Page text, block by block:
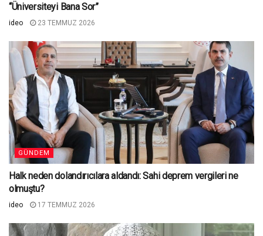
“Üniversiteyi Bana Sor”
ideo 23 TEMMUZ 2026
GÜNDEM
Halk neden dolandırıcılara aldandı: Sahi deprem vergileri ne
olmuştu?
ideo 17 TEMMUZ 2026